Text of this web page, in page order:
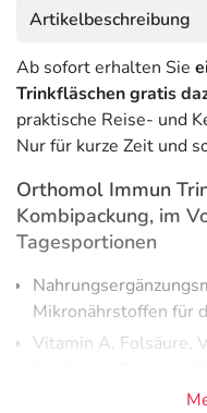
Artikelbeschreibung
Ab sofort erhalten Sie
Trinkfläschen gratis
praktische Reise- und
Nur für kurze Zeit und
Orthomol Immun
Kombipackung, im
Tagesportionen
Mikronährstoffen für
Vitamin A, Folsäure,
einer normalen